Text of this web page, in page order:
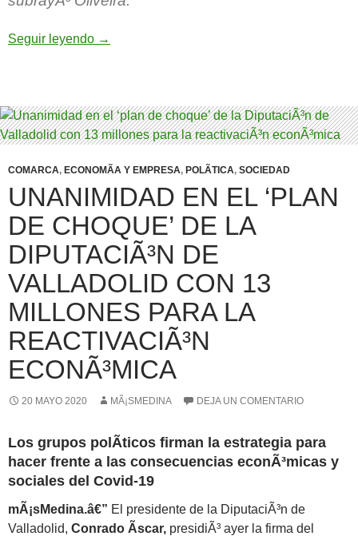
Seguir leyendo Tordesillas incorporarÃ¡ a sus cuentas un
→
COMARCA, ECONOMÃ­A Y EMPRESA, POLÃ­TICA, SOCIEDAD
UNANIMIDAD EN EL ‘PLAN
DE CHOQUE’ DE LA
DIPUTACIÃ³N DE
VALLADOLID CON 13
MILLONES PARA LA
REACTIVACIÃ³N
ECONÃ³MICA
20 MAYO 2020 MÃ¡SMEDINA DEJA UN COMENTARIO
Los grupos polÃ­ticos firman la estrategia para
hacer frente a las consecuencias econÃ³micas y
sociales del Covid-19
mÃ¡sMedina.â€” El presidente de la DiputaciÃ³n de
Valladolid, Conrado Ãscar, presidiÃ³ ayer la firma del